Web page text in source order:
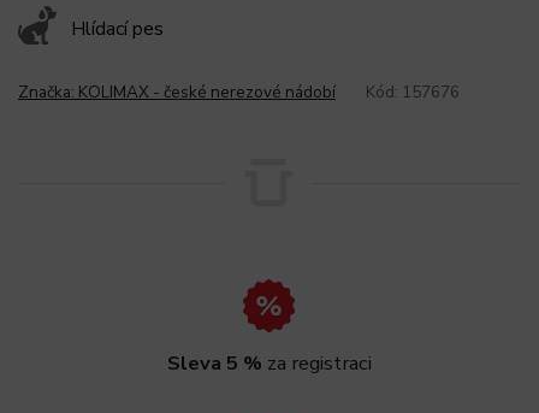
Hlídací pes
Značka: KOLIMAX - české nerezové nádobí Kód: 157676
Sleva 5 % za registraci